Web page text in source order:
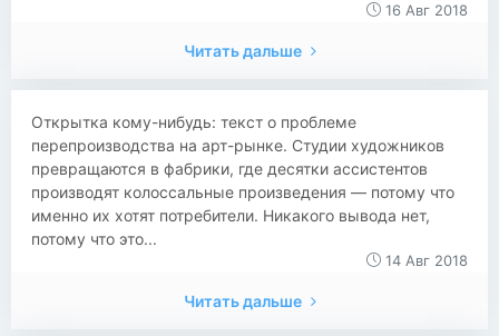
16 Авг 2018
Читать дальше
Открытка кому-нибудь: текст о проблеме
перепроизводства на арт-рынке. Студии художников
превращаются в фабрики, где десятки ассистентов
производят колоссальные произведения — потому что
именно их хотят потребители. Никакого вывода нет,
потому что это...
14 Авг 2018
Читать дальше